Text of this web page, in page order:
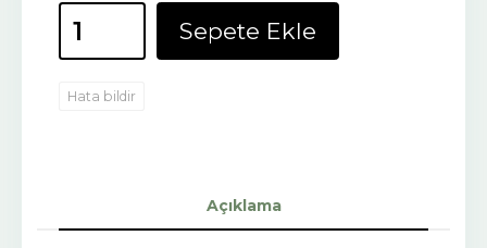
Sepete Ekle
Hata bildir
Açıklama